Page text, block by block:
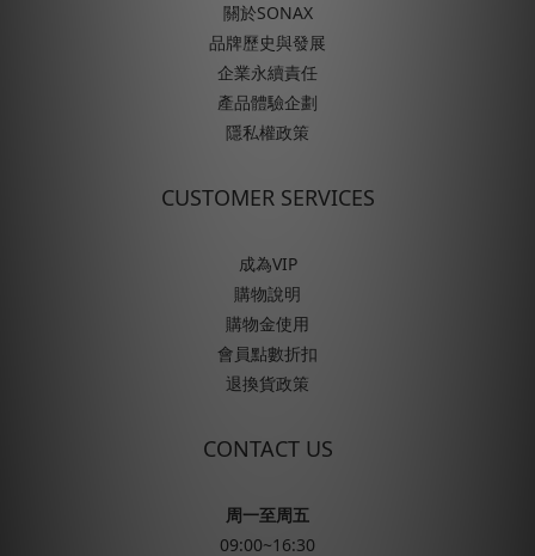
關於SONAX
品牌歷史與發展
企業永續責任
產品體驗企劃
隱私權政策
CUSTOMER SERVICES
成為VIP
購物說明
購物金使用
會員點數折扣
退換貨政策
CONTACT US
周一至周五
09:00~16:30